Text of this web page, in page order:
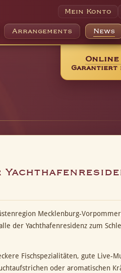
Arrangements News
Mein Konto
Online
Garantiert
Mecklenburg-
der Yachthafenresidenz zum
Fischspezialitäten, gute Live-
oder aromatischen